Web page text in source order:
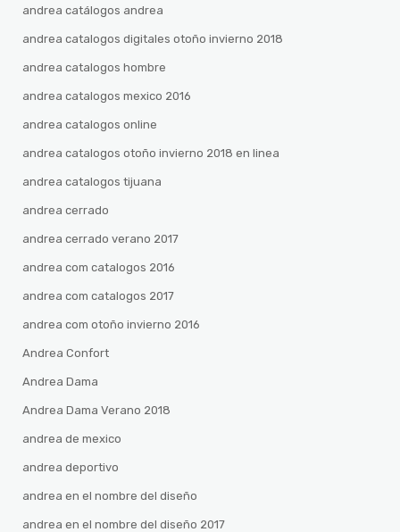
andrea catálogos andrea
andrea catalogos digitales otoño invierno 2018
andrea catalogos hombre
andrea catalogos mexico 2016
andrea catalogos online
andrea catalogos otoño invierno 2018 en linea
andrea catalogos tijuana
andrea cerrado
andrea cerrado verano 2017
andrea com catalogos 2016
andrea com catalogos 2017
andrea com otoño invierno 2016
Andrea Confort
Andrea Dama
Andrea Dama Verano 2018
andrea de mexico
andrea deportivo
andrea en el nombre del diseño
andrea en el nombre del diseño 2017